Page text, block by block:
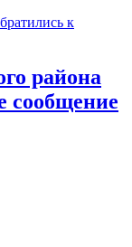
к
района
сообщение